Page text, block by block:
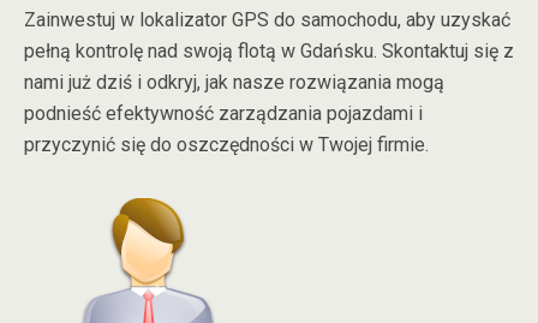
Zainwestuj w lokalizator GPS do samochodu, aby uzyskać
pełną kontrolę nad swoją flotą w Gdańsku. Skontaktuj się z
nami już dziś i odkryj, jak nasze rozwiązania mogą
podnieść efektywność zarządzania pojazdami i
przyczynić się do oszczędności w Twojej firmie.